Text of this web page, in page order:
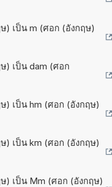
) เป็น m (ศอก (อังกฤษ)
) เป็น dam (ศอก
) เป็น hm (ศอก (อังกฤษ)
) เป็น km (ศอก (อังกฤษ)
) เป็น Mm (ศอก (อังกฤษ)